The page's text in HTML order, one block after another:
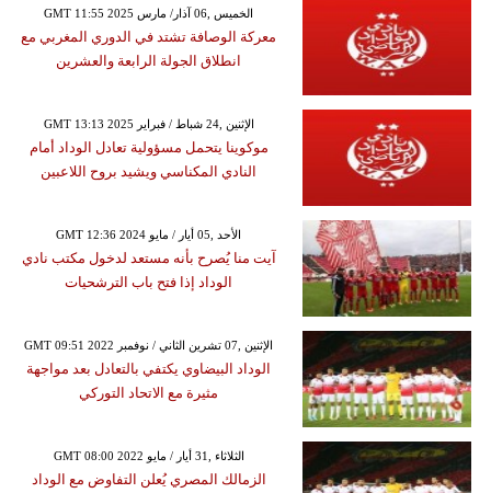
GMT 11:55 2025 الخميس ,06 آذار/ مارس
معركة الوصافة تشتد في الدوري المغربي مع
انطلاق الجولة الرابعة والعشرين
GMT 13:13 2025 الإثنين ,24 شباط / فبراير
موكوينا يتحمل مسؤولية تعادل الوداد أمام
النادي المكناسي ويشيد بروح اللاعبين
GMT 12:36 2024 الأحد ,05 أيار / مايو
آيت منا يُصرح بأنه مستعد لدخول مكتب نادي
الوداد إذا فتح باب الترشحيات
GMT 09:51 2022 الإثنين ,07 تشرين الثاني / نوفمبر
الوداد البيضاوي يكتفي بالتعادل بعد مواجهة
مثيرة مع الاتحاد التوركي
GMT 08:00 2022 الثلاثاء ,31 أيار / مايو
الزمالك المصري يُعلن التفاوض مع الوداد